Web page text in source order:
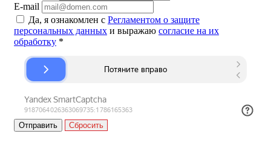
E-mail
Да, я ознакомлен с Регламентом о защите
персональных данных и выражаю согласие на их
обработку *
Сбросить